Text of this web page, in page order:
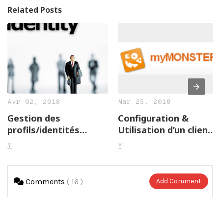
Related Posts
Avr 02, 2018
Gestion des
profils/identités
utilisateurs
Y
Mar 25, 2018
Configuration &
Utilisation d’un client
IMS
Y
Comments ( 16 ) Add Comment